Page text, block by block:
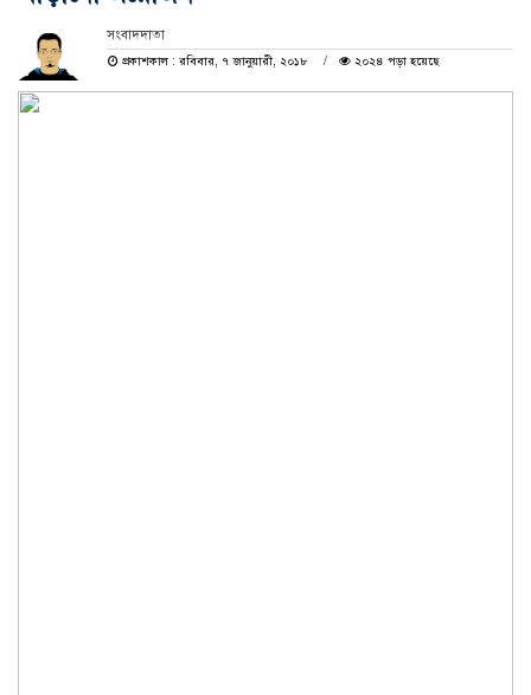
সংবাদদাতা
প্রকাশকাল : রবিবার, ৭ জানুয়ারী, ২০১৮
২০২৪ পড়া হয়েছে